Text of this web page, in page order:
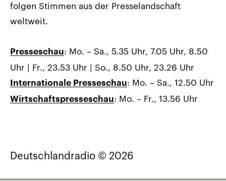
folgen Stimmen aus der Presselandschaft
weltweit.
Presseschau: Mo. – Sa., 5.35 Uhr, 7.05 Uhr, 8.50
Uhr | Fr., 23.53 Uhr | So., 8.50 Uhr, 23.26 Uhr
Internationale Presseschau: Mo. – Sa., 12.50 Uhr
Wirtschaftspresseschau: Mo. – Fr., 13.56 Uhr
Deutschlandradio © 2026